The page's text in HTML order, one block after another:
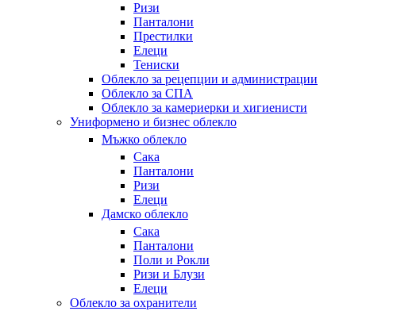
Ризи
Панталони
Престилки
Елеци
Тениски
Облекло за рецепции и администрации
Облекло за СПА
Облекло за камериерки и хигиенисти
Униформено и бизнес облекло
Мъжко облекло
Сака
Панталони
Ризи
Елеци
Дамско облекло
Сака
Панталони
Поли и Рокли
Ризи и Блузи
Елеци
Облекло за охранители